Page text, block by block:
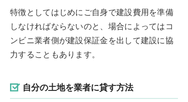
特徴としてはじめにご自身で建設費用を準備
しなければならないのと、場合によってはコ
ンビニ業者側が建設保証金を出して建設に協
力することもあります。
自分の土地を業者に貸す方法